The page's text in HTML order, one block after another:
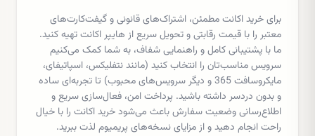
برای خرید اکانت مطمئن، اشتراک‌های قانونی و گیفت‌کارت‌های
معتبر را با قیمت رقابتی و تحویل سریع از هایپر اکانت تهیه کنید.
ما با پشتیبانی کامل و راهنمایی شفاف، به شما کمک می‌کنیم
سرویس مناسب‌تان را انتخاب کنید (مانند نتفلیکس، اسپاتیفای،
مایکروسافت 365 و دیگر سرویس‌های محبوب) تا تجربه‌ای ساده
و بدون دردسر داشته باشید. پرداخت امن، فعال‌سازی سریع و
اطلاع‌رسانی وضعیت سفارش باعث می‌شود خرید اکانت را با خیال
راحت انجام دهید و از مزایای نسخه‌های پریمیوم لذت ببرید.